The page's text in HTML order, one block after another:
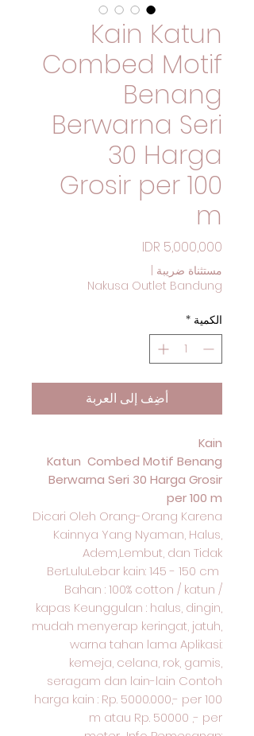
Kain Katun
Combed Motif
Benang
Berwarna Seri
30 Harga
Grosir per 100
m
مستثناة ضريبة
Nakusa Outlet Bandung
الكمية *
أضِف إلى العربة
Kain
Katun Combed Motif Benang
Berwarna Seri 30 Harga Grosir
per 100 m
Dicari Oleh Orang-Orang Karena
Kainnya Yang Nyaman, Halus,
Adem,Lembut, dan Tidak
BerLuluLebar kain: 145 - 150 cm
Bahan : 100% cotton / katun /
kapas Keunggulan : halus, dingin,
mudah menyerap keringat, jatuh,
warna tahan lama Aplikasi:
kemeja, celana, rok, gamis,
seragam dan lain-lain Contoh
harga kain : Rp. 5000.000,- per 100
m atau Rp. 50000 ,- per